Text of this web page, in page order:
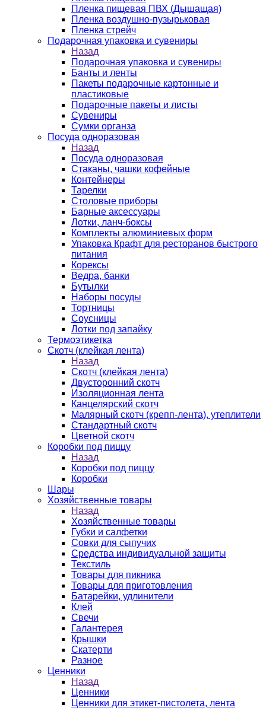
Пленка пищевая ПВХ (Дышащая)
Пленка воздушно-пузырьковая
Пленка стрейч
Подарочная упаковка и сувениры
Назад
Подарочная упаковка и сувениры
Банты и ленты
Пакеты подарочные картонные и
пластиковые
Подарочные пакеты и листы
Сувениры
Сумки органза
Посуда одноразовая
Назад
Посуда одноразовая
Стаканы, чашки кофейные
Контейнеры
Тарелки
Столовые приборы
Барные аксессуары
Лотки, ланч-боксы
Комплекты алюминиевых форм
Упаковка Крафт для ресторанов быстрого
питания
Корексы
Ведра, банки
Бутылки
Наборы посуды
Тортницы
Соусницы
Лотки под запайку
Термоэтикетка
Скотч (клейкая лента)
Назад
Скотч (клейкая лента)
Двусторонний скотч
Изоляционная лента
Канцелярский скотч
Малярный скотч (крепп-лента), утеплители
Стандартный скотч
Цветной скотч
Коробки под пиццу
Назад
Коробки под пиццу
Коробки
Шары
Хозяйственные товары
Назад
Хозяйственные товары
Губки и салфетки
Совки для сыпучих
Средства индивидуальной защиты
Текстиль
Товары для пикника
Товары для приготовления
Батарейки, удлинители
Клей
Свечи
Галантерея
Крышки
Скатерти
Разное
Ценники
Назад
Ценники
Ценники для этикет-пистолета, лента